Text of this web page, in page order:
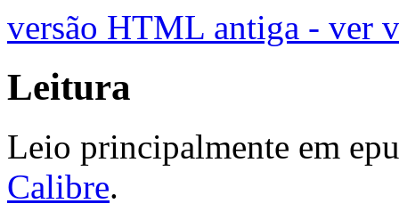
versão HTML antiga - ver
Leitura
Leio principalmente em
Calibre.